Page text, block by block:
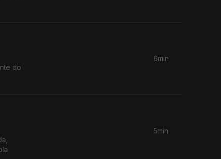
do
6min
5min